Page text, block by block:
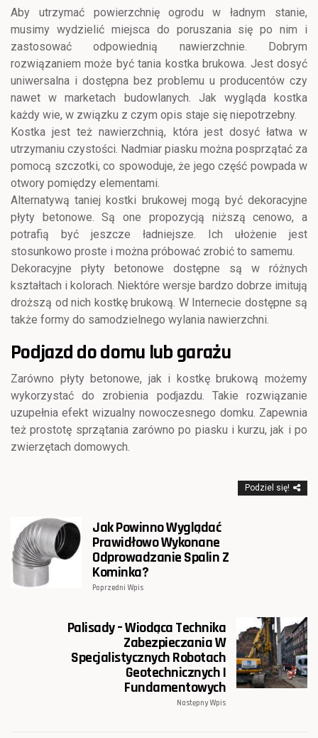
Aby utrzymać powierzchnię ogrodu w ładnym stanie,
musimy wydzielić miejsca do poruszania się po nim i
zastosować odpowiednią nawierzchnie. Dobrym
rozwiązaniem może być tania kostka brukowa. Jest dosyć
uniwersalna i dostępna bez problemu u producentów czy
nawet w marketach budowlanych. Jak wygląda kostka
każdy wie, w związku z czym opis staje się niepotrzebny.
Kostka jest też nawierzchnią, która jest dosyć łatwa w
utrzymaniu czystości. Nadmiar piasku można posprzątać za
pomocą szczotki, co spowoduje, że jego część powpada w
otwory pomiędzy elementami.
Alternatywą taniej kostki brukowej mogą być dekoracyjne
płyty betonowe. Są one propozycją niższą cenowo, a
potrafią być jeszcze ładniejsze. Ich ułożenie jest
stosunkowo proste i można próbować zrobić to samemu.
Dekoracyjne płyty betonowe dostępne są w różnych
kształtach i kolorach. Niektóre wersje bardzo dobrze imitują
droższą od nich kostkę brukową. W Internecie dostępne są
także formy do samodzielnego wylania nawierzchni.
Podjazd do domu lub garażu
Zarówno płyty betonowe, jak i kostkę brukową możemy
wykorzystać do zrobienia podjazdu. Takie rozwiązanie
uzupełnia efekt wizualny nowoczesnego domku. Zapewnia
też prostotę sprzątania zarówno po piasku i kurzu, jak i po
zwierzętach domowych.
Podziel się!
Jak Powinno Wyglądać
Prawidłowo Wykonane
Odprowadzanie Spalin Z
Kominka?
Poprzedni Wpis
Palisady – Wiodąca Technika
Zabezpieczania W
Specjalistycznych Robotach
Geotechnicznych I
Fundamentowych
Następny Wpis